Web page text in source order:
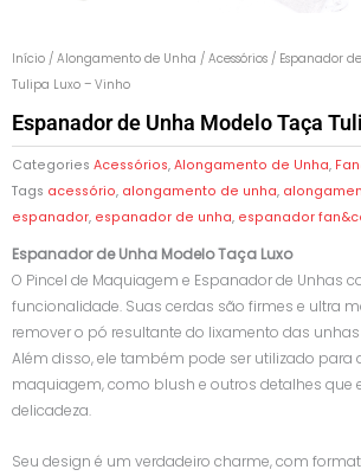
Início / Alongamento de Unha / Acessórios / Espanador
Tulipa Luxo – Vinho
Espanador de Unha Modelo Taça
Categories Acessórios, Alongamento de Unha,
Tags acessório, alongamento de unha,
espanador, espanador de unha, espanador
Espanador de Unha Modelo Taça Luxo
O Pincel de Maquiagem e Espanador de Unhas
funcionalidade. Suas cerdas são firmes e ultra
remover o pó resultante do lixamento das
Além disso, ele também pode ser utilizado para
maquiagem, como blush e outros detalhes que
delicadeza.
Seu design é um verdadeiro charme, com